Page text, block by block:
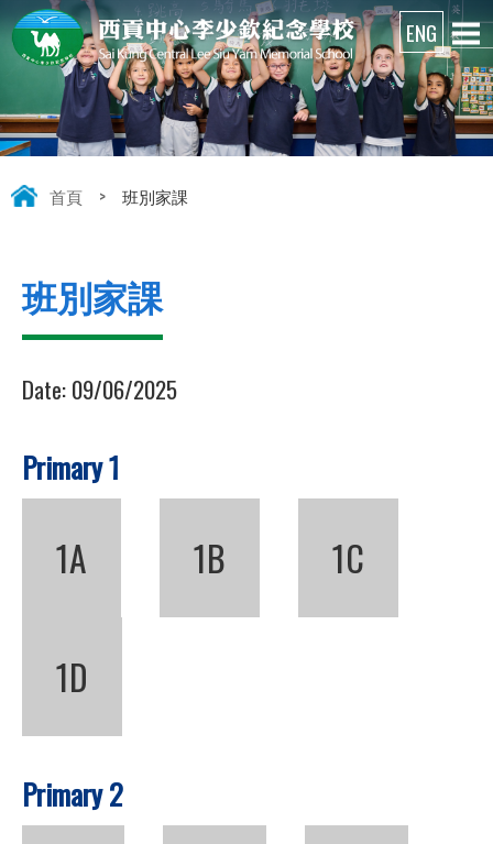
首頁 > 班別家課
班別家課
Date:09/06/2025
Primary 1
1A 1B 1C
1D
Primary 2